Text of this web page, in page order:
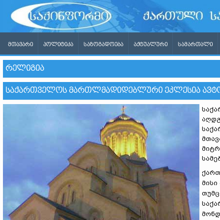
ᲛᲗᲐᲕᲐᲠᲘ ᲞᲝᲚᲘᲢᲘᲙᲐ ᲡᲐᲖᲝᲒᲐᲓᲝᲔᲑᲐ ᲐᲥᲢᲣᲐᲚᲣᲠᲘ ᲡᲐᲛᲐᲠᲗᲐᲚᲘ
ᲠᲔᲚᲘᲒᲘᲐ
ᲡᲐᲥᲐᲠᲗᲕᲔᲚᲝᲡ ᲛᲐᲠᲗᲚᲛᲐᲓᲘᲓᲔᲑᲚᲣᲠᲘ ᲔᲙᲚᲔᲡᲘᲐ